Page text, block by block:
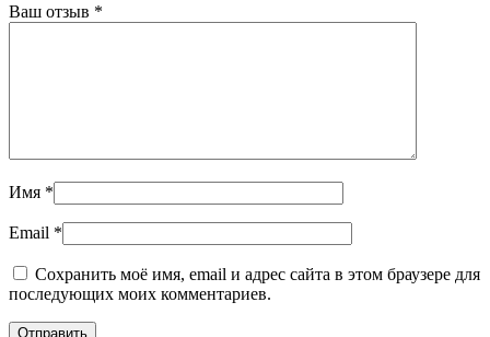
Ваш отзыв *
Имя *
Email *
Сохранить моё имя, email и адрес сайта в этом браузере для
последующих моих комментариев.